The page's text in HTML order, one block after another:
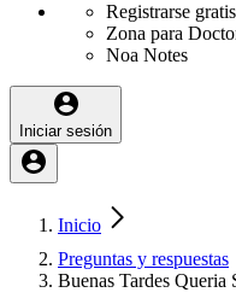
Registrarse gratis
Zona para
Noa Notes
Iniciar sesión
Inicio
Preguntas y respuestas
Buenas Tardes